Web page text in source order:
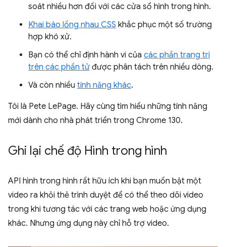
soát nhiều hơn đối với các cửa sổ hình trong hình.
Khai báo lồng nhau CSS khắc phục một số trường
hợp khó xử.
Bạn có thể chỉ định hành vi của các phần trang trí
trên các phần tử được phân tách trên nhiều dòng.
Và còn nhiều tính năng khác.
Tôi là Pete LePage. Hãy cùng tìm hiểu những tính năng
mới dành cho nhà phát triển trong Chrome 130.
Ghi lại chế độ Hình trong hình
API hình trong hình rất hữu ích khi bạn muốn bật một
video ra khỏi thẻ trình duyệt để có thể theo dõi video
trong khi tương tác với các trang web hoặc ứng dụng
khác. Nhưng ứng dụng này chỉ hỗ trợ video.